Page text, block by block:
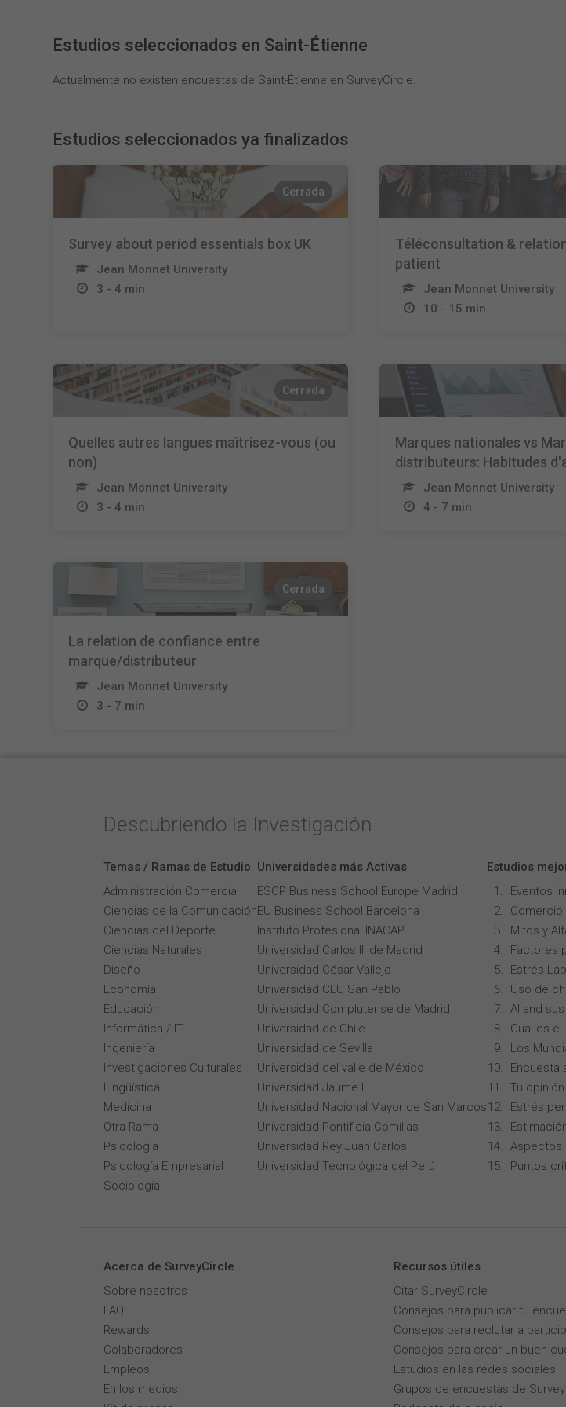
Estudios seleccionados en Saint-Étienne
Actualmente no existen encuestas de Saint-Étienne en SurveyCircle.
Estudios seleccionados ya finalizados
Cerrada
Survey about period essentials box UK
Jean Monnet University
3 - 4 min
Téléconsultation &
patient
Jean Monnet University
10 - 15 min
Cerrada
Quelles autres langues maîtrisez-vous (ou
non)
Jean Monnet University
3 - 4 min
Marques nationales vs
distributeurs: Habitudes
Jean Monnet University
4 - 7 min
Cerrada
La relation de confiance entre
marque/distributeur
Jean Monnet University
3 - 7 min
Descubriendo la Investigación
Temas / Ramas de Estudio
Administración Comercial
Ciencias de la Comunicación
Ciencias del Deporte
Ciencias Naturales
Diseño
Economía
Educación
Informática / IT
Ingeniería
Investigaciones Culturales
Lingüística
Medicina
Otra Rama
Psicología
Psicología Empresarial
Sociología
Universidades más Activas
ESCP Business School Europe Madrid
EU Business School Barcelona
Instituto Profesional INACAP
Universidad Carlos III de Madrid
Universidad César Vallejo
Universidad CEU San Pablo
Universidad Complutense de Madrid
Universidad de Chile
Universidad de Sevilla
Universidad del valle de México
Universidad Jaume I
Universidad Nacional Mayor de San Marcos
Universidad Pontificia Comillas
Universidad Rey Juan Carlos
Universidad Tecnológica del Perú
Estudios
Eventos
Mitos y
Factores
Estrés
Uso de
AI and
Cual es
Los
Encuesta
Tu
Estrés
Aspectos
Puntos
Acerca de SurveyCircle
Sobre nosotros
FAQ
Rewards
Colaboradores
Empleos
En los medios
Recursos útiles
Citar SurveyCircle
Consejos para publicar tu
Consejos para reclutar a
Consejos para crear un buen
Estudios en las redes sociales
Grupos de encuestas de